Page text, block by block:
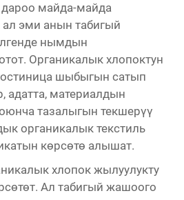
дароо майда-майда
ал эми анын табигый
нымдын
Органикалык хлопоктун
шыбыгын сатып
адатта, материалдын
тазалыгын текшерүү
органикалык текстиль
көрсөтө алышат.
хлопок жылуулукту
Ал табигый жашоого